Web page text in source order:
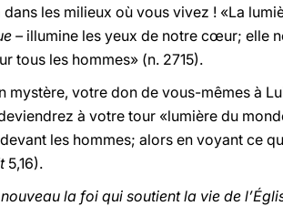
les milieux où vous vivez ! «La
–illumine les yeux de notre cœur; elle
tous les hommes» (n. 2715).
mystère, votre don de vous-mêmes à
à votre tour «lumière du
les hommes; alors en voyant ce
5,16).
la foi qui soutient la vie de